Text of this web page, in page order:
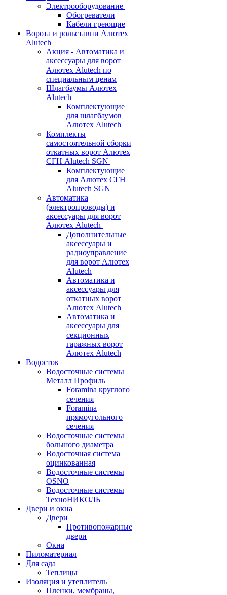
Электрооборудование
Обогреватели
Кабели греющие
Ворота и рольставни Алютех
Alutech
Акция - Автоматика и
аксессуары для ворот
Алютех Alutech по
специальным ценам
Шлагбаумы Алютех
Alutech
Комплектующие
для шлагбаумов
Алютех Alutech
Комплекты
самостоятельной сборки
откатных ворот Алютех
СГН Alutech SGN
Комплектующие
для Алютех СГН
Alutech SGN
Автоматика
(электропроводы) и
аксессуары для ворот
Алютех Alutech
Дополнительные
аксессуары и
радиоуправление
для ворот Алютех
Alutech
Автоматика и
аксессуары для
откатных ворот
Алютех Alutech
Автоматика и
аксессуары для
секционных
гаражных ворот
Алютех Alutech
Водосток
Водосточные системы
Металл Профиль
Foramina круглого
сечения
Foramina
прямоугольного
сечения
Водосточные системы
большого диаметра
Водосточная система
оцинкованная
Водосточные системы
OSNO
Водосточные системы
ТехноНИКОЛЬ
Двери и окна
Двери
Противопожарные
двери
Окна
Пиломатериал
Для сада
Теплицы
Изоляция и утеплитель
Пленки, мембраны,